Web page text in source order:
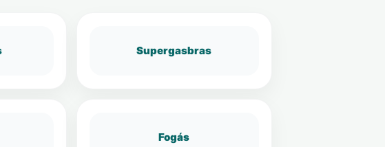
Supergasbras
Fogás